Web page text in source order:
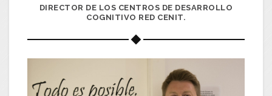
DIRECTOR DE LOS CENTROS DE DESARROLLO
COGNITIVO RED CENIT.